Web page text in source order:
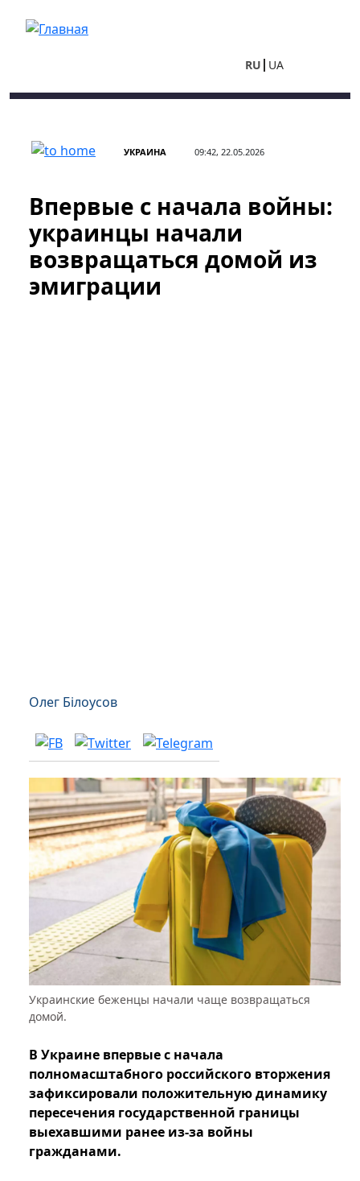
RU UA
УКРАИНА 09:42, 22.05.2026
Впервые с начала войны:
украинцы начали
возвращаться домой из
эмиграции
Олег Білоусов
Украинские беженцы начали чаще возвращаться
домой.
В Украине впервые с начала
полномасштабного российского вторжения
зафиксировали положительную динамику
пересечения государственной границы
выехавшими ранее из-за войны
гражданами.